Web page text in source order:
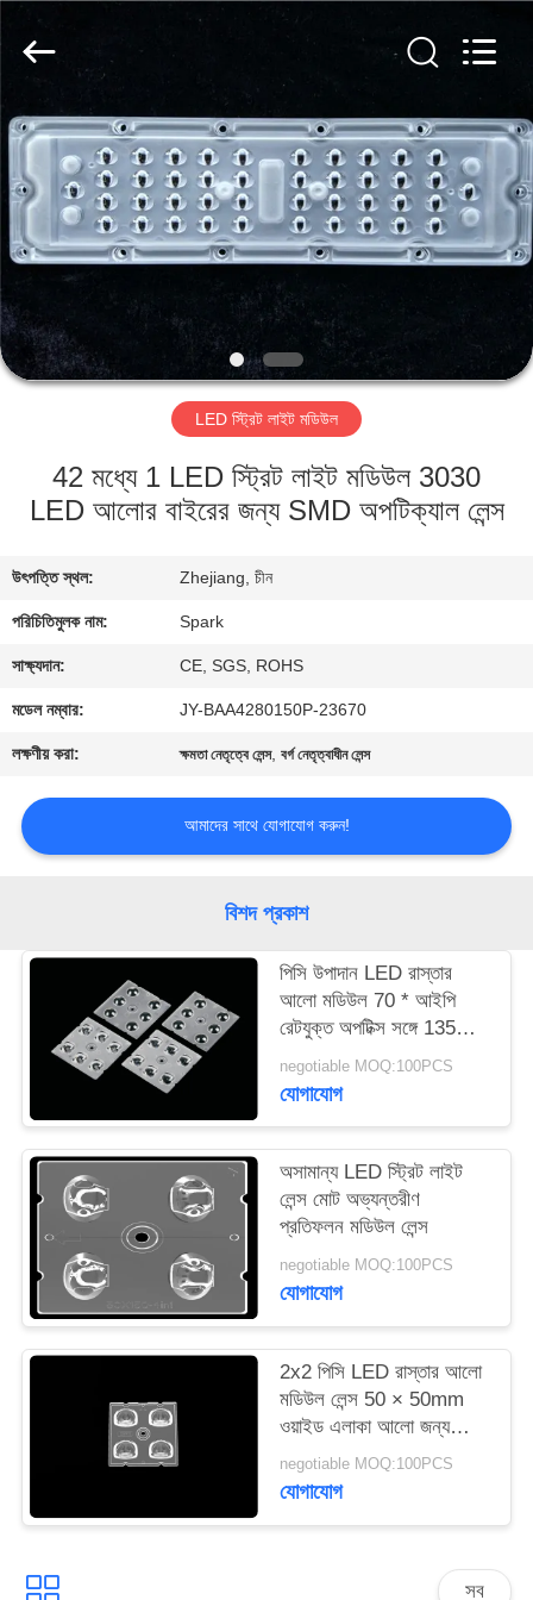
বাড়ি
পণ্য
আমাদের
সম্বন্ধে
কারখানা
গুণমান
আমাদের
সাথে
যোগাযোগ
মামলা
অনুরোধ
করুন
সাইটম্যাপ
গোপনীয়তা
নীতি
Technology
Co.,
LED স্ট্রিট লাইট মডিউল
42 মধ্যে 1 LED স্ট্রিট লাইট মডিউল 3030
LED আলোর বাইরের জন্য SMD অপটিক্যাল লেন্স
উৎপত্তি স্থল: Zhejiang, চীন
পরিচিতিমুলক নাম: Spark
সাক্ষ্যদান: CE, SGS, ROHS
মডেল নম্বার: JY-BAA4280150P-23670
লক্ষণীয় করা: ক্ষমতা নেতৃত্বে লেন্স,বর্গ নেতৃত্বাধীন লেন্স
আমাদের সাথে যোগাযোগ করুন!
বিশদ প্রকাশ
পিসি উপাদান LED রাস্তার
আলো মডিউল 70 * আইপি
রেটযুক্ত অপটিক্স সঙ্গে 135
ডিগ্রী
negotiable MOQ:100PCS
যোগাযোগ
অসামান্য LED স্ট্রিট লাইট
লেন্স মোট অভ্যন্তরীণ
প্রতিফলন মডিউল লেন্স
negotiable MOQ:100PCS
যোগাযোগ
2x2 পিসি LED রাস্তার আলো
মডিউল লেন্স 50 × 50mm
ওয়াইড এলাকা আলো জন্য
আকার
negotiable MOQ:100PCS
যোগাযোগ
সব